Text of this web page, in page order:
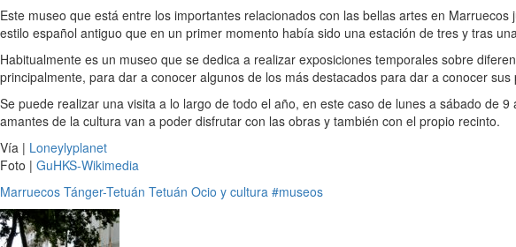
Este museo que está entre los importantes relacionados con las bellas artes en Marruecos
estilo español antiguo que en un primer momento había sido una estación de tres y tras
Habitualmente es un museo que se dedica a realizar exposiciones temporales sobre
principalmente, para dar a conocer algunos de los más destacados para dar a conocer
Se puede realizar una visita a lo largo de todo el año, en este caso de lunes a sábado de
amantes de la cultura van a poder disfrutar con las obras y también con el propio recinto.
Vía | Loneylyplanet
Foto | GuHKS-Wikimedia
Marruecos Tánger-Tetuán Tetuán Ocio y cultura #museos